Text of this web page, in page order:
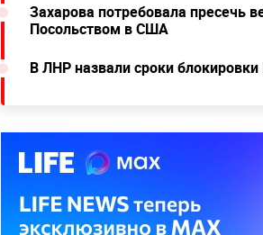
Ранее в ЛНРназвали сроки
Лисичанске.По словам
для выполнения этой задачи
Читайте ещё:
Министр обороны Украины
HIMARS от США